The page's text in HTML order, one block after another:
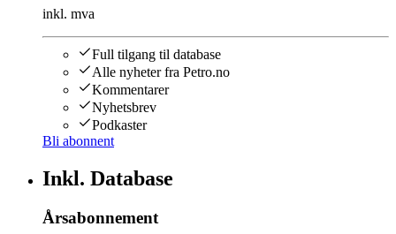
inkl. mva
Full tilgang til database
Alle nyheter fra Petro.no
Kommentarer
Nyhetsbrev
Podkaster
Bli abonnent
Inkl. Database
Årsabonnement